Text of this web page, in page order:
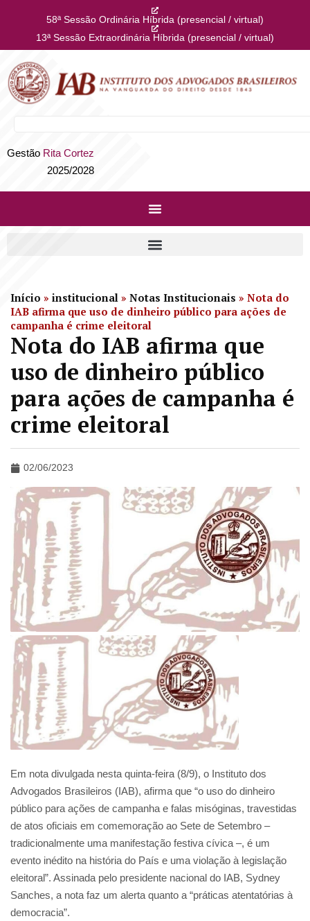
58ª Sessão Ordinária Híbrida (presencial / virtual)
13ª Sessão Extraordinária Híbrida (presencial / virtual)
Gestão Rita Cortez
2025/2028
Início » institucional » Notas Institucionais » Nota do
IAB afirma que uso de dinheiro público para ações de
campanha é crime eleitoral
Nota do IAB afirma que
uso de dinheiro público
para ações de campanha é
crime eleitoral
02/06/2023
Em nota divulgada nesta quinta-feira (8/9), o Instituto dos
Advogados Brasileiros (IAB), afirma que “o uso do dinheiro
público para ações de campanha e falas misóginas, travestidas
de atos oficiais em comemoração ao Sete de Setembro –
tradicionalmente uma manifestação festiva cívica –, é um
evento inédito na história do País e uma violação à legislação
eleitoral”. Assinada pelo presidente nacional do IAB, Sydney
Sanches, a nota faz um alerta quanto a “práticas atentatórias à
democracia”.